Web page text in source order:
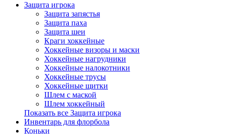
Защита игрока
Защита запястья
Защита паха
Защита шеи
Краги хоккейные
Хоккейные визоры и маски
Хоккейные нагрудники
Хоккейные налокотники
Хоккейные трусы
Хоккейные щитки
Шлем с маской
Шлем хоккейный
Показать все Защита игрока
Инвентарь для флорбола
Коньки